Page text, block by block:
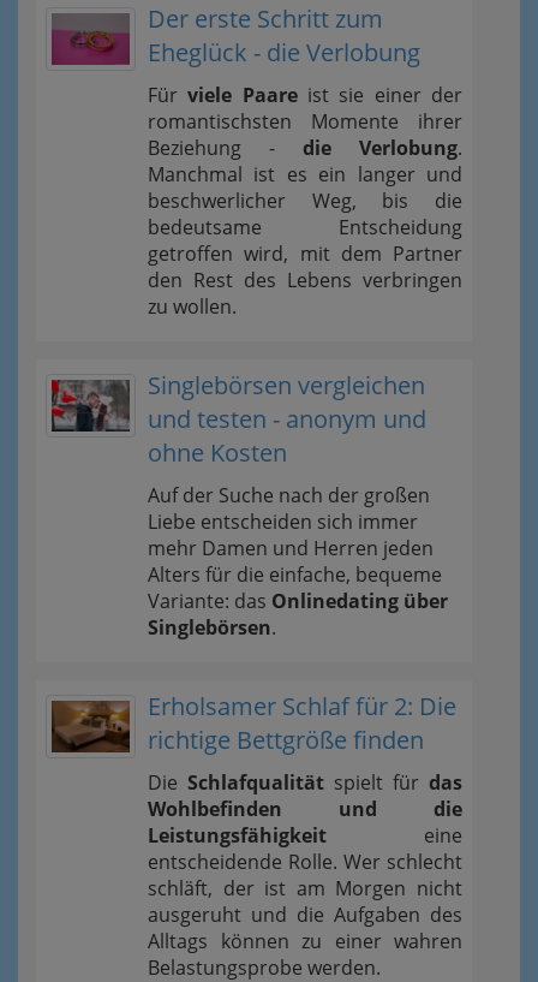
Der erste Schritt zum
Eheglück - die Verlobung
Fürviele Paareist sie einer der
romantischsten Momente ihrer
Beziehung - die Verlobung.
Manchmal ist es ein langer und
beschwerlicher Weg, bis die
bedeutsame Entscheidung
getroffen wird, mit dem Partner
den Rest des Lebens verbringen
zu wollen.
Singlebörsen vergleichen
und testen - anonym und
ohne Kosten
Auf der Suche nach der großen
Liebe entscheiden sich immer
mehr Damen und Herren jeden
Alters für die einfache, bequeme
Variante: das Onlinedating über
Singlebörsen.
Erholsamer Schlaf für 2: Die
richtige Bettgröße finden
Die Schlafqualität spielt für das
Wohlbefinden und die
Leistungsfähigkeit eine
entscheidende Rolle. Wer schlecht
schläft, der ist am Morgen nicht
ausgeruht und die Aufgaben des
Alltags können zu einer wahren
Belastungsprobe werden.